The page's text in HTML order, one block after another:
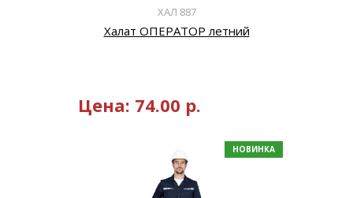
ХАЛ 887
Халат ОПЕРАТОР летний
Цена: 74.00 р.
НОВИНКА